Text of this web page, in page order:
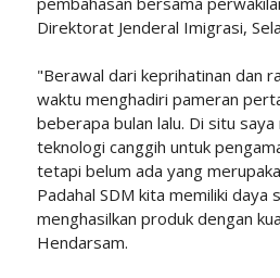
Direktorat Jenderal Imigrasi,
"Berawal dari keprihatinan dan
waktu menghadiri pameran
beberapa bulan lalu. Di situ
teknologi canggih untuk
tetapi belum ada yang
Padahal SDM kita memiliki daya
menghasilkan produk dengan
Hendarsam.